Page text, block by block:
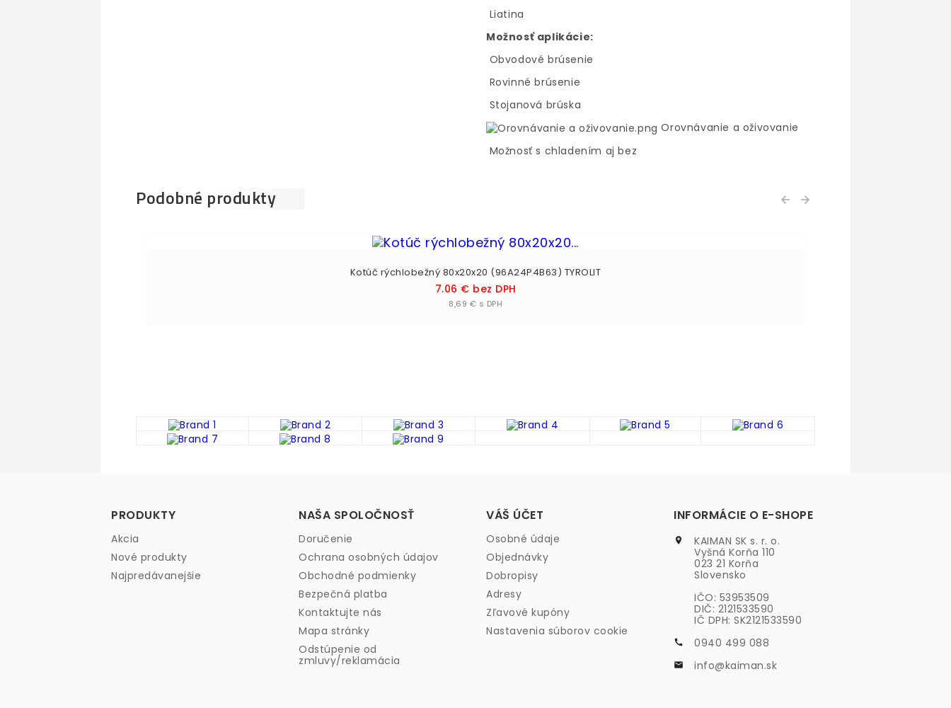
Liatina
Možnosť aplikácie:
Obvodové brúsenie
Rovinné brúsenie
Stojanová brúska
Orovnávanie a oživovanie
Možnosť s chladením aj bez
Podobné produkty  
Kotúč rýchlobežný 80x20x20 (96A24P4B63) TYROLIT
Cena
7.06 € bez DPH
8,69 € s DPH
 Vložiť do košíka
PRODUKTY
Akcia
Nové produkty
Najpredávanejšie
NAŠA SPOLOČNOSŤ
Doručenie
Ochrana osobných údajov
Obchodné podmienky
Bezpečná platba
Kontaktujte nás
Mapa stránky
Odstúpenie od
zmluvy/reklamácia
VÁŠ ÚČET
Osobné údaje
Objednávky
Dobropisy
Adresy
Zľavové kupóny
Nastavenia súborov cookie
INFORMÁCIE O E-SHOPE

KAIMAN SK s. r. o.
Vyšná Korňa 110
023 21 Korňa
Slovensko
IČO: 53953509
DIČ: 2121533590
IČ DPH: SK2121533590
 0940 499 088
 info@kaiman.sk